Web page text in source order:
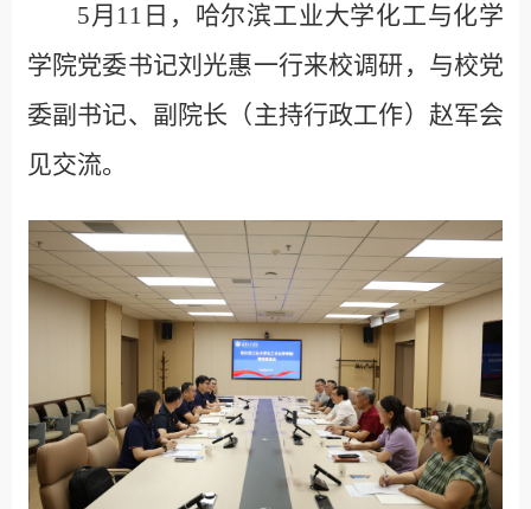
5月11日，哈尔滨工业大学化工与化学
学院党委书记刘光惠一行来校调研，与校党
委副书记、副院长（主持行政工作）赵军会
见交流。